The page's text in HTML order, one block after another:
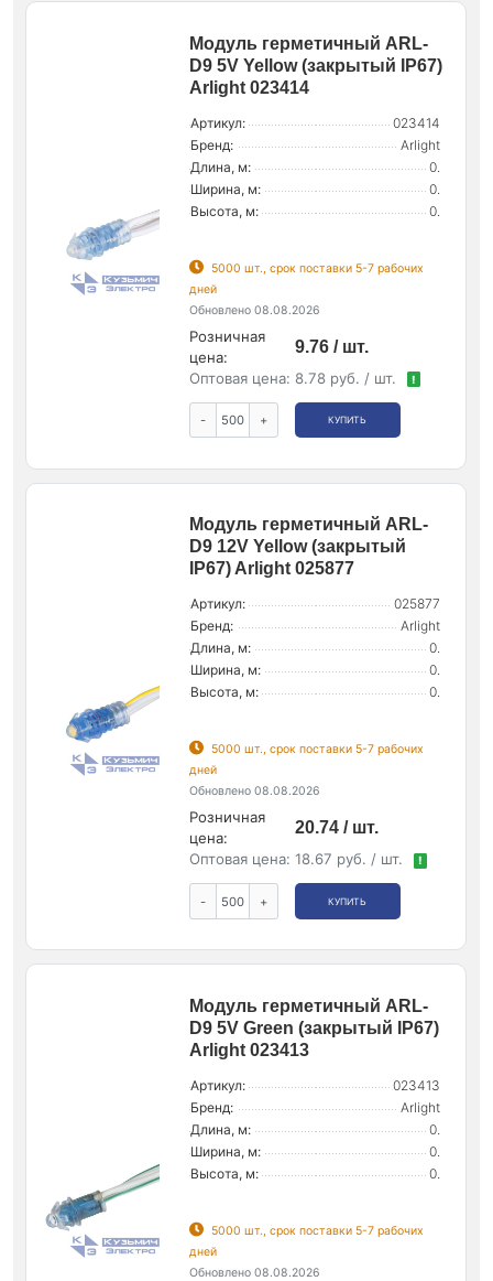
Модуль герметичный ARL-
D9 5V Yellow (закрытый IP67)
Arlight 023414
Артикул:
023414
Бренд:
Arlight
Длина, м:
0.
Ширина, м:
0.
Высота, м:
0.
5000 шт., срок поставки 5-7 рабочих
дней
Обновлено 08.08.2026
Розничная
цена:
9.76 / шт.
Оптовая цена: 8.78 руб. / шт. !
- + КУПИТЬ
Модуль герметичный ARL-
D9 12V Yellow (закрытый
IP67) Arlight 025877
Артикул:
025877
Бренд:
Arlight
Длина, м:
0.
Ширина, м:
0.
Высота, м:
0.
5000 шт., срок поставки 5-7 рабочих
дней
Обновлено 08.08.2026
Розничная
цена:
20.74 / шт.
Оптовая цена: 18.67 руб. / шт. !
- + КУПИТЬ
Модуль герметичный ARL-
D9 5V Green (закрытый IP67)
Arlight 023413
Артикул:
023413
Бренд:
Arlight
Длина, м:
0.
Ширина, м:
0.
Высота, м:
0.
5000 шт., срок поставки 5-7 рабочих
дней
Обновлено 08.08.2026